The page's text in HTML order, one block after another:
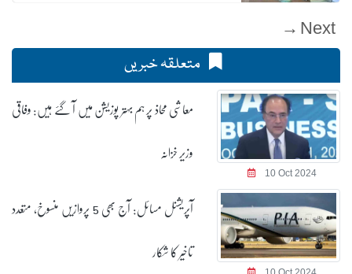
Next →
متعلقہ خبریں
10 Oct 2024
معاشی محاذ پر ہم بہتر پوزیشن میں آ گئے ہیں: وفاقی
وزیر خزانہ
آپریشنل مسائل: آج بھی 5 پروازیں منسوخ، متعدد
تاخیر کا شکار